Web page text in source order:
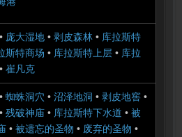
• 庞大湿地 •剥皮森林 • 库拉斯特
斯特商场 • 库拉斯特上层 • 库拉
•崔凡克
•蜘蛛洞穴 •沼泽地洞 •剥皮地窖 •
•残破神庙 • 库拉斯特下水道 •被
•被遗忘的圣物 • 废弃的圣物 •